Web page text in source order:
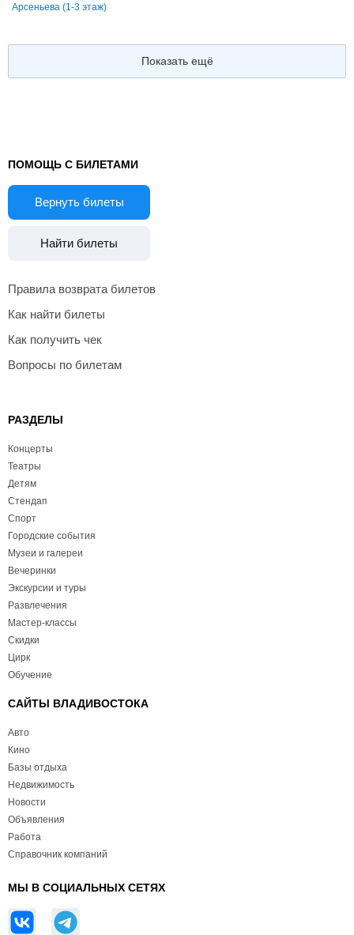
Арсеньева (1-3 этаж)
Показать ещё
ПОМОЩЬ С БИЛЕТАМИ
Вернуть билеты
Найти билеты
Правила возврата билетов
Как найти билеты
Как получить чек
Вопросы по билетам
РАЗДЕЛЫ
Концерты
Театры
Детям
Стендап
Спорт
Городские события
Музеи и галереи
Вечеринки
Экскурсии и туры
Развлечения
Мастер-классы
Скидки
Цирк
Обучение
САЙТЫ ВЛАДИВОСТОКА
Авто
Кино
Базы отдыха
Недвижимость
Новости
Объявления
Работа
Справочник компаний
МЫ В СОЦИАЛЬНЫХ СЕТЯХ